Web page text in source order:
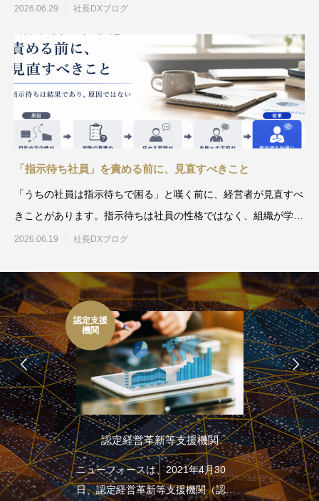
シンプルな基準から始め
2026.06.29 社長DXブログ
「指示待ち社員」を責める前に、見直すべきこと
「うちの社員は指示待ちで困る」と嘆く前に、経営者が見直すべ
きことがあります。指示待ちは社員の性格ではなく、組織が学習
させた行動パターン。私自
2026.06.19 社長DXブログ
認定支援
機関
認定経営革新等支援機関
ニューフォースは、2021年4月30
日、認定経営革新等支援機関（認定